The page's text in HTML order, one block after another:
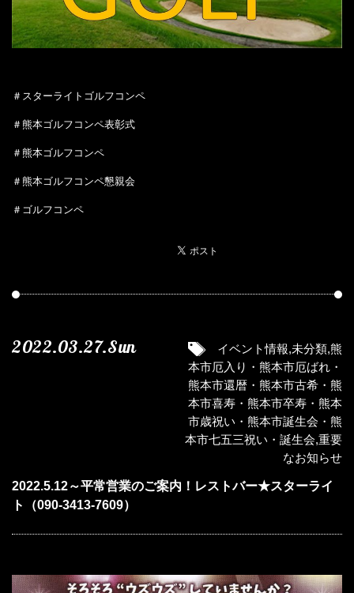
＃スターライトゴルフコンペ
＃熊本ゴルフコンペ表彰式
＃熊本ゴルフコンペ
＃熊本ゴルフコンペ懇親会
＃ゴルフコンペ
2022.03.27.Sun イベント情報,未分類,熊
本市厄入り・熊本市厄ばれ・
熊本市還暦・熊本市古希・熊
本市喜寿・熊本市卒寿・熊本
市歳祝い・熊本市誕生会・熊
本市七五三祝い・誕生会,重要
なお知らせ
2022.5.12～平常営業のご案内！レストバー★スターライ
ト（090-3413-7609）